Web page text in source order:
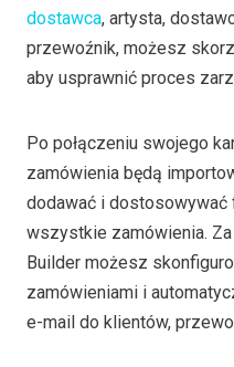
dostawca, artysta,
przewoźnik, możesz
aby usprawnić proces
Po połączeniu swojego
zamówienia będą
dodawać i dostosowywać
wszystkie zamówienia.
Builder możesz
zamówieniami i
e-mail do klientów,